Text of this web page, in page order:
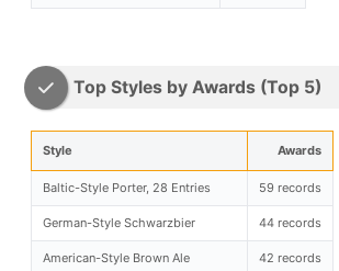
Top Styles by Awards (Top 5)
Style Awards
Baltic-Style Porter, 28 Entries 59 records
German-Style Schwarzbier 44 records
American-Style Brown Ale 42 records